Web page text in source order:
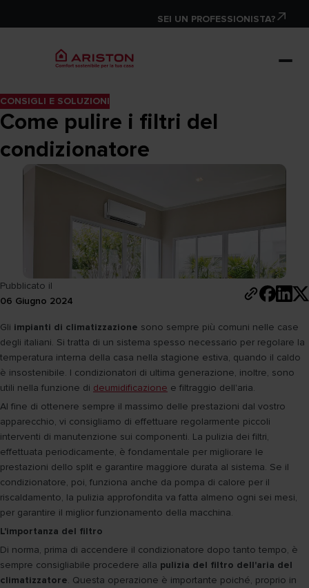
SEI UN PROFESSIONISTA?
CONSIGLI E SOLUZIONI
Come pulire i filtri del
condizionatore
Pubblicato il
06 Giugno 2024
Gli impianti di climatizzazione sono sempre più comuni nelle case
degli italiani. Si tratta di un sistema spesso necessario per regolare la
temperatura interna della casa nella stagione estiva, quando il caldo
è insostenibile. I condizionatori di ultima generazione, inoltre, sono
utili nella funzione di deumidificazione e filtraggio dell'aria.
Al fine di ottenere sempre il massimo delle prestazioni dal vostro
apparecchio, vi consigliamo di effettuare regolarmente piccoli
interventi di manutenzione sui componenti. La pulizia dei filtri,
effettuata periodicamente, è fondamentale per migliorare le
prestazioni dello split e garantire maggiore durata al sistema. Se il
condizionatore, poi, funziona anche da pompa di calore per il
riscaldamento, la pulizia approfondita va fatta almeno ogni sei mesi,
per garantire il miglior funzionamento della macchina.
L'importanza del filtro
Di norma, prima di accendere il condizionatore dopo tanto tempo, è
sempre consigliabile procedere alla pulizia del filtro dell'aria del
climatizzatore. Questa operazione è importante poiché, proprio in